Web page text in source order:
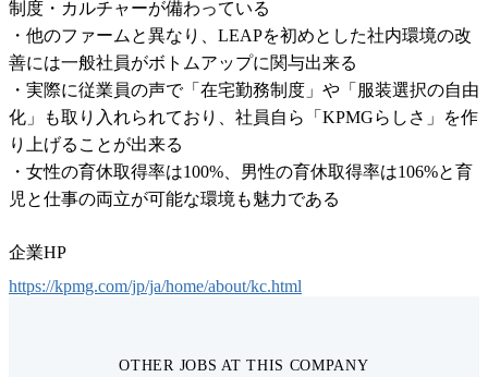
制度・カルチャーが備わっている
・他のファームと異なり、LEAPを初めとした社内環境の改
善には一般社員がボトムアップに関与出来る
・実際に従業員の声で「在宅勤務制度」や「服装選択の自由
化」も取り入れられており、社員自ら「KPMGらしさ」を作
り上げることが出来る
・女性の育休取得率は100%、男性の育休取得率は106%と育
児と仕事の両立が可能な環境も魅力である
企業HP
https://kpmg.com/jp/ja/home/about/kc.html
OTHER JOBS AT THIS COMPANY